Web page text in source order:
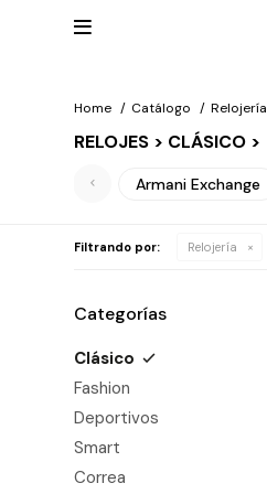

Home Catálogo Relojería
RELOJES > CLÁSICO >
Armani Exchange
Filtrando por: Relojería
Categorías
Clásico
Fashion
Deportivos
Smart
Correa
Mis
direcciones
Wish List
Salir
INGRESOS
RELOJERÍA
MARCAS
JOYERÍA
CARTERAS
ESCRITURA